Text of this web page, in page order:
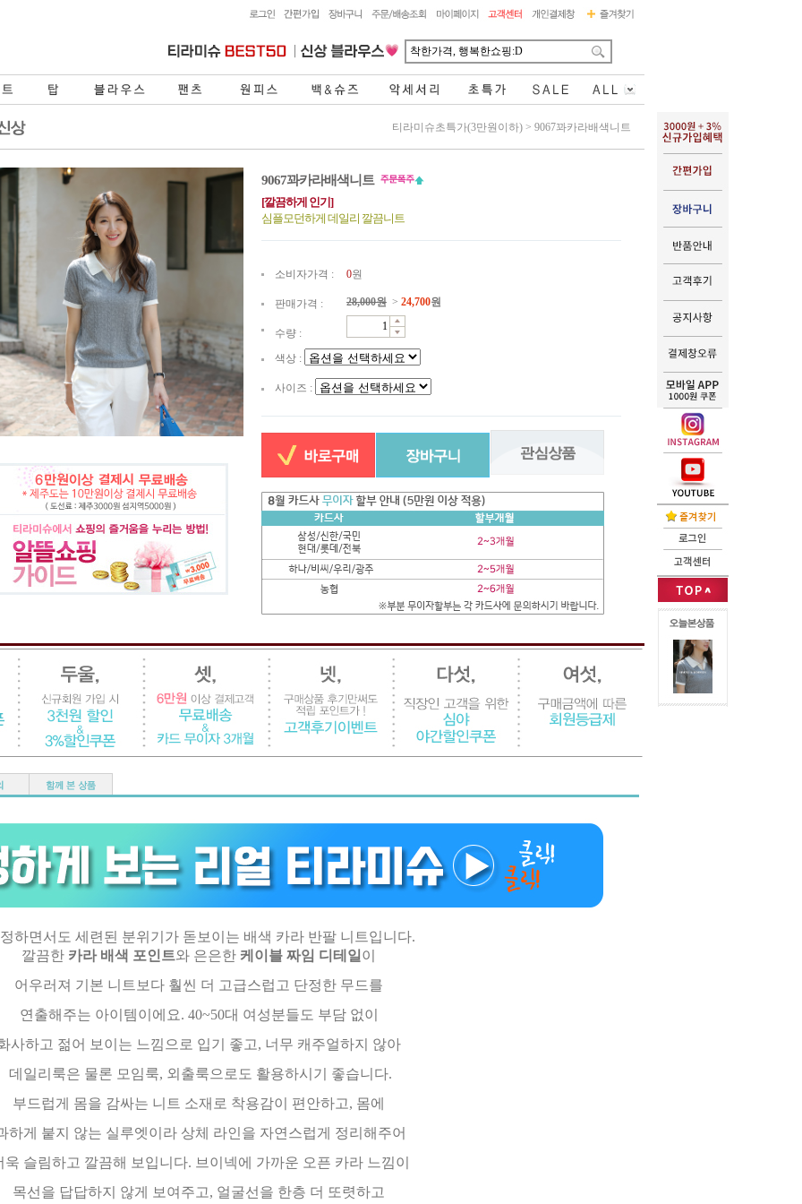
티라미슈초특가(3만원이하) > 9067꽈카라배색니트
9067꽈카라배색니트
[깔끔하게 인기]
심플모던하게 데일리 깔끔니트
소비자가격 : 0원
판매가격 : 28,000원 > 24,700원
수량 :
색상 :
사이즈 :
하면서도 세련된 분위기가 돋보이는 배색 카라 반팔 니트입니다.
깔끔한 카라 배색 포인트와 은은한 케이블 짜임 디테일 이
어우러져 기본 니트보다 훨씬 더 고급스럽고 단정한 무드를
연출해주는 아이템이에요. 40~50대 여성분들도 부담 없이
사하고 젊어 보이는 느낌으로 입기 좋고, 너무 캐주얼하지 않아
데일리룩은 물론 모임룩, 외출룩으로도 활용하시기 좋습니다.
부드럽게 몸을 감싸는 니트 소재로 착용감이 편안하고, 몸에
하게 붙지 않는 실루엣이라 상체 라인을 자연스럽게 정리해주어
슬림하고 깔끔해 보입니다. 브이넥에 가까운 오픈 카라 느낌이
목선을 답답하지 않게 보여주고, 얼굴선을 한층 더 또렷하고